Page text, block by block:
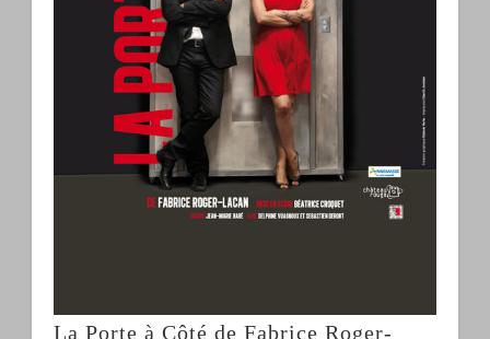
La Porte à Côté de Fabrice Roger-